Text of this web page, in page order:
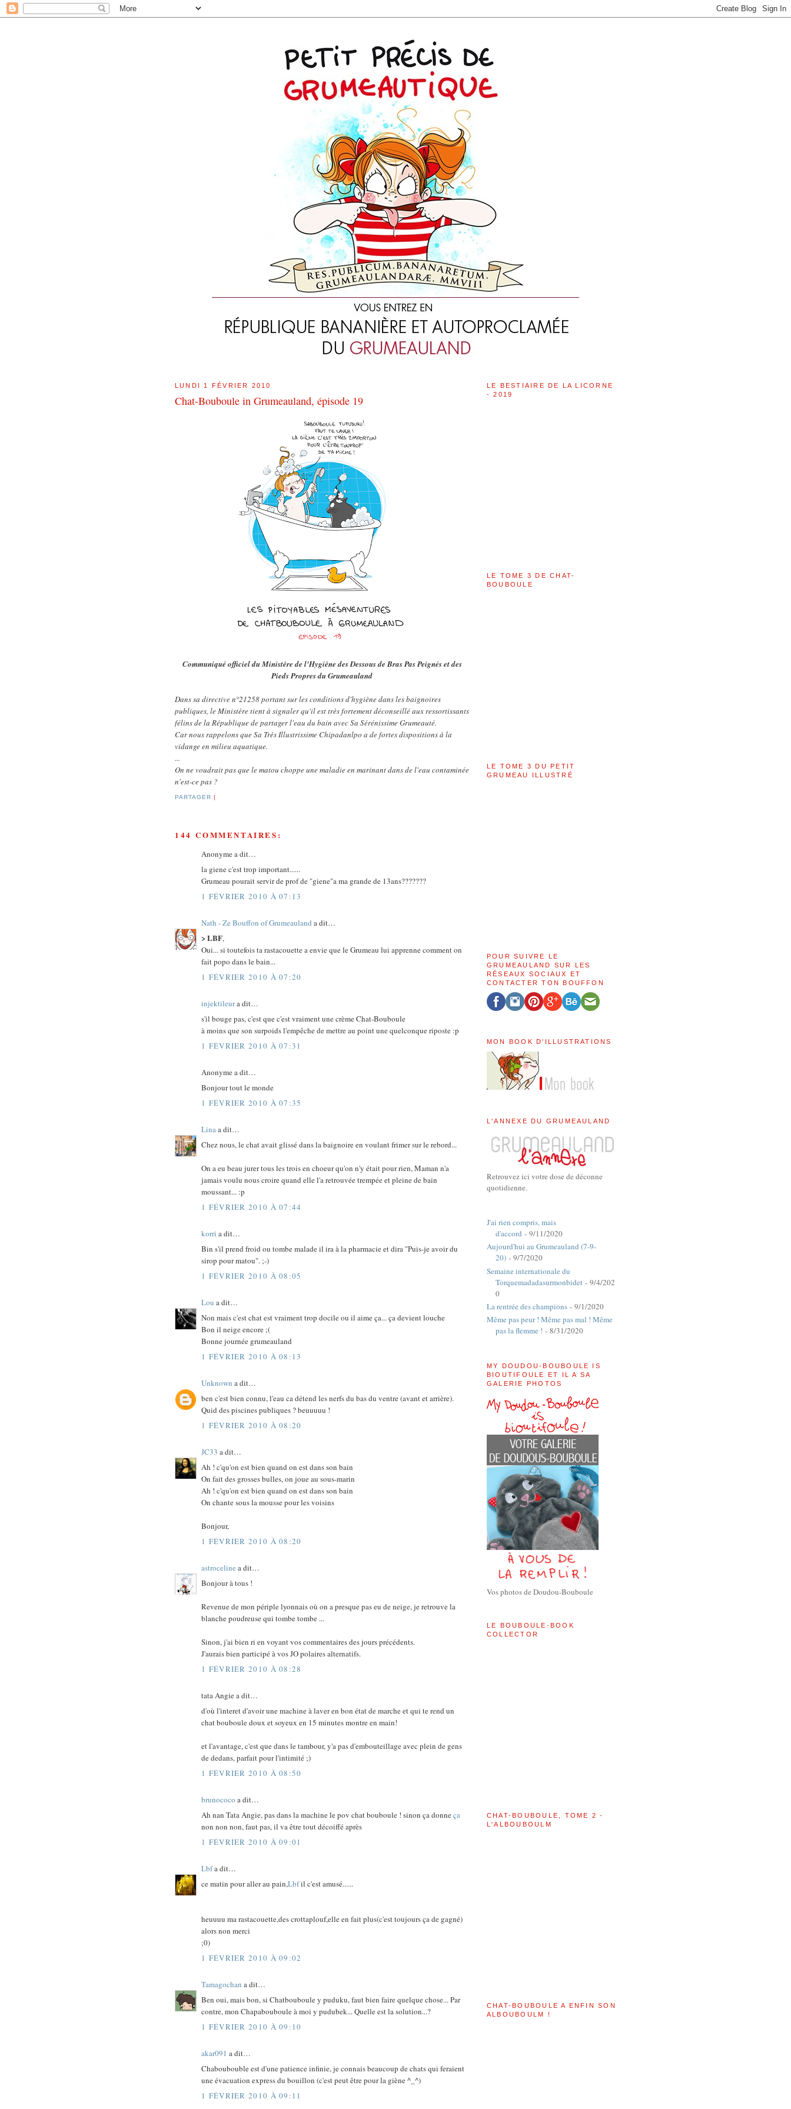
LUNDI 1 FÉVRIER 2010
Chat-Bouboule in Grumeauland, épisode 19
Communiqué officiel du Ministère de l'Hygiène des Dessous de Bras Pas Peignés et des
Pieds Propres du Grumeauland
Dans sa directive n°21258 portant sur les conditions d'hygiène dans les baignoires
publiques, le Ministère tient à signaler qu'il est très fortement déconseillé aux ressortissants
félins de la République de partager l'eau du bain avec Sa Sérénissime Grumeauté.
Car nous rappelons que Sa Très Illustrissime Chipadanlpo a de fortes dispositions à la
vidange en milieu aquatique.
...
On ne voudrait pas que le matou choppe une maladie en marinant dans de l'eau contaminée
n'est-ce pas ?
PARTAGER |
144 COMMENTAIRES:
Anonyme a dit…
la giene c'est trop important......
Grumeau pourait servir de prof de "giene"a ma grande de 13ans???????
1 FÉVRIER 2010 À 07:13
Nath - Ze Bouffon of Grumeauland a dit…
> LBF,
Oui... si toutefois ta rastacouette a envie que le Grumeau lui apprenne comment on
fait popo dans le bain...
1 FÉVRIER 2010 À 07:20
injektileura dit…
s'il bouge pas, c'est que c'est vraiment une crème Chat-Bouboule
à moins que son surpoids l'empêche de mettre au point une quelconque riposte :p
1 FÉVRIER 2010 À 07:31
Anonyme a dit…
Bonjour tout le monde
1 FÉVRIER 2010 À 07:35
Linaa dit…
Chez nous, le chat avait glissé dans la baignoire en voulant frimer sur le rebord...
On a eu beau jurer tous les trois en choeur qu'on n'y était pour rien, Maman n'a
jamais voulu nous croire quand elle l'a retrouvée trempée et pleine de bain
moussant... :p
1 FÉVRIER 2010 À 07:44
korri a dit…
Bin s'il prend froid ou tombe malade il ira à la pharmacie et dira "Puis-je avoir du
sirop pour matou". ;-)
1 FÉVRIER 2010 À 08:05
Lou a dit…
Non mais c'est chat est vraiment trop docile ou il aime ça... ça devient louche
Bon il neige encore ;(
Bonne journée grumeauland
1 FÉVRIER 2010 À 08:13
Unknown a dit…
ben c'est bien connu, l'eau ca détend les nerfs du bas du ventre (avant et arrière).
Quid des piscines publiques ? beuuuuu !
1 FÉVRIER 2010 À 08:20
JC33 a dit…
Ah ! c'qu'on est bien quand on est dans son bain
On fait des grosses bulles, on joue au sous-marin
Ah ! c'qu'on est bien quand on est dans son bain
On chante sous la mousse pour les voisins
Bonjour,
1 FÉVRIER 2010 À 08:20
astroceline a dit…
Bonjour à tous !
Revenue de mon périple lyonnais où on a presque pas eu de neige, je retrouve la
blanche poudreuse qui tombe tombe ...
Sinon, j'ai bien ri en voyant vos commentaires des jours précédents.
J'aurais bien participé à vos JO polaires alternatifs.
1 FÉVRIER 2010 À 08:28
tata Angie a dit…
d'où l'interet d'avoir une machine à laver en bon état de marche et qui te rend un
chat bouboule doux et soyeux en 15 minutes montre en main!
et l'avantage, c'est que dans le tambour, y'a pas d'embouteillage avec plein de gens
de dedans, parfait pour l'intimité ;)
1 FÉVRIER 2010 À 08:50
brunococo a dit…
Ah nan Tata Angie, pas dans la machine le pov chat bouboule ! sinon ça donneça
non non non, faut pas, il va être tout décoiffé après
1 FÉVRIER 2010 À 09:01
Lbfa dit…
ce matin pour aller au pain,Lbfil c'est amusé......
heuuuu ma rastacouette,des crottaplouf,elle en fait plus(c'est toujours ça de gagné)
alors non merci
;0)
1 FÉVRIER 2010 À 09:02
Tamagochan a dit…
Ben oui, mais bon, si Chatbouboule y puduku, faut bien faire quelque chose... Par
contre, mon Chapabouboule à moi y pudubek... Quelle est la solution...?
1 FÉVRIER 2010 À 09:10
akar091 a dit…
Chaboubouble est d'une patience infinie, je connais beaucoup de chats qui feraient
une évacuation express du bouillon (c'est peut être pour la giène ^_^)
1 FÉVRIER 2010 À 09:11
LE BESTIAIRE DE LA LICORNE
- 2019
LE TOME 3 DE CHAT-
BOUBOULE
LE TOME 3 DU PETIT
GRUMEAU ILLUSTRÉ
POUR SUIVRE LE
GRUMEAULAND SUR LES
RÉSEAUX SOCIAUX ET
CONTACTER TON BOUFFON
MON BOOK D'ILLUSTRATIONS
L'ANNEXE DU GRUMEAULAND
Retrouvez ici votre dose de déconne
quotidienne.
J'ai rien compris, mais
d'accord - 9/11/2020
Aujourd'hui au Grumeauland (7-9-
20) - 9/7/2020
Semaine internationale du
Torquemadadasurmonbidet - 9/4/202
0
La rentrée des champions - 9/1/2020
Même pas peur ! Même pas mal ! Même
pas la flemme ! - 8/31/2020
MY DOUDOU-BOUBOULE IS
BIOUTIFOULE ET IL A SA
GALERIE PHOTOS
Vos photos de Doudou-Bouboule
LE BOUBOULE-BOOK
COLLECTOR
CHAT-BOUBOULE, TOME 2 -
L'ALBOUBOULM
CHAT-BOUBOULE A ENFIN SON
ALBOUBOULM !